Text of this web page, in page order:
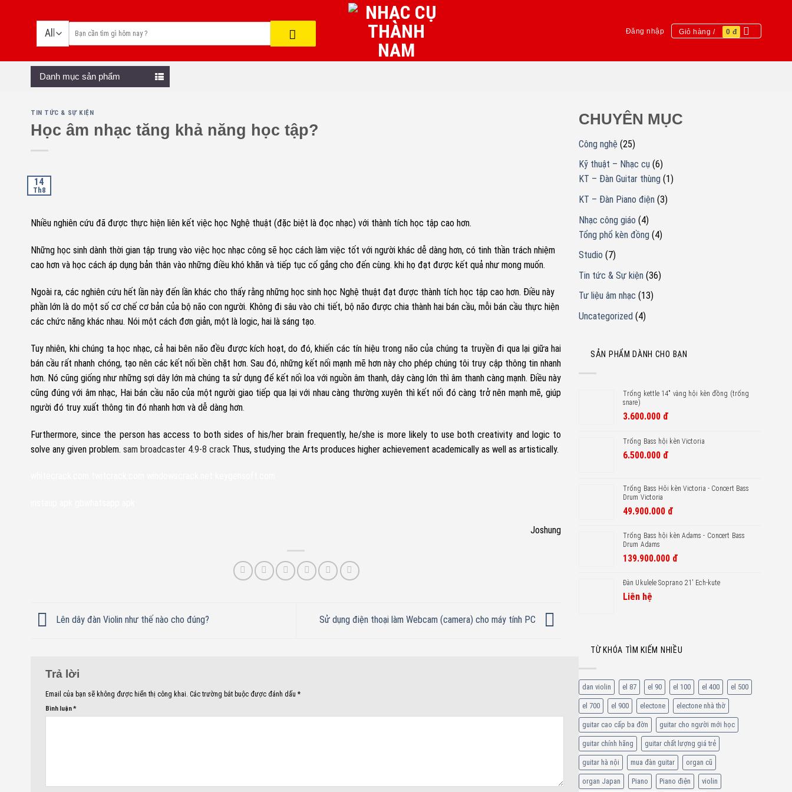
Đăng nhập Giỏ hàng / 0 đ
Danh mục sản phẩm
TIN TỨC & SỰ KIỆN
Học âm nhạc tăng khả năng học tập?
14
Th8
Nhiều nghiên cứu đã được thực hiện liên kết việc học Nghệ thuật (đặc biệt là đọc nhạc) với thành tích học tập cao hơn.
Những học sinh dành thời gian tập trung vào việc học nhạc công sẽ học cách làm việc tốt với người khác dễ dàng hơn, có tinh thần trách nhiệm
cao hơn và học cách áp dụng bản thân vào những điều khó khăn và tiếp tục cố gắng cho đến cùng. khi họ đạt được kết quả như mong muốn.
Ngoài ra, các nghiên cứu hết lần này đến lần khác cho thấy rằng những học sinh học Nghệ thuật đạt được thành tích học tập cao hơn. Điều này
phần lớn là do một số cơ chế cơ bản của bộ não con người. Không đi sâu vào chi tiết, bộ não được chia thành hai bán cầu, mỗi bán cầu thực hiện
các chức năng khác nhau. Nói một cách đơn giản, một là logic, hai là sáng tạo.
Tuy nhiên, khi chúng ta học nhạc, cả hai bên não đều được kích hoạt, do đó, khiến các tín hiệu trong não của chúng ta truyền đi qua lại giữa hai
bán cầu rất nhanh chóng, tạo nên các kết nối bền chặt hơn. Sau đó, những kết nối mạnh mẽ hơn này cho phép chúng tôi truy cập thông tin nhanh
hơn. Nó cũng giống như những sợi dây lớn mà chúng ta sử dụng để kết nối loa với nguồn âm thanh, dây càng lớn thì âm thanh càng mạnh. Điều này
cũng đúng với âm nhạc, Hai bán cầu não của một người giao tiếp qua lại với nhau càng thường xuyên thì kết nối đó càng trở nên mạnh mẽ, giúp
người đó truy xuất thông tin đó nhanh hơn và dễ dàng hơn.
Furthermore, since the person has access to both sides of his/her brain frequently, he/she is more likely to use both creativity and logic to
solve any given problem. sam broadcaster 4.9-8 crack Thus, studying the Arts produces higher achievement academically as well as artistically.
Joshung
Lên dây đàn Violin như thế nào cho đúng? Sử dụng điện thoại làm Webcam (camera) cho máy tính PC
Trả lời
Email của bạn sẽ không được hiển thị công khai. Các trường bắt buộc được đánh dấu *
Bình luận*
CHUYÊN MỤC
Công nghệ (25)
Kỹ thuật – Nhạc cụ (6)
KT – Đàn Guitar thùng (1)
KT – Đàn Piano điện (3)
Nhạc công giáo (4)
Tổng phổ kèn đồng (4)
Studio (7)
Tin tức & Sự kiện (36)
Tư liệu âm nhạc (13)
Uncategorized (4)
SẢN PHẨM DÀNH CHO BẠN
Trống kettle 14" vàng hội kèn đồng (trống
snare)
3.600.000 đ
Trống Bass hội kèn Victoria
6.500.000 đ
Trống Bass Hôi kèn Victoria - Concert Bass
Drum Victoria
49.900.000 đ
Trống Bass hội kèn Adams - Concert Bass
Drum Adams
139.900.000 đ
Đàn Ukulele Soprano 21′ Ech-kute
Liên hệ
TỪ KHÓA TÌM KIẾM NHIỀU
dan violin el 87 el 90 el 100 el 400 el 500
el 700 el 900 electone electone nhà thờ
guitar cao cấp ba đờn guitar cho người mới học
guitar chính hãng guitar chất lượng giá trẻ
guitar hà nội mua đàn guitar organ cũ
organ Japan Piano Piano điện violin